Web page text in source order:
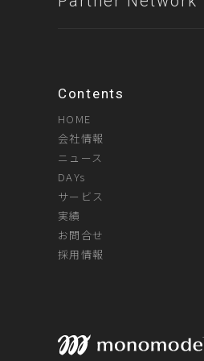
Contents
HOME
会社情報
ニュース
DAYs
サービス
実績
お問合せ
採用情報